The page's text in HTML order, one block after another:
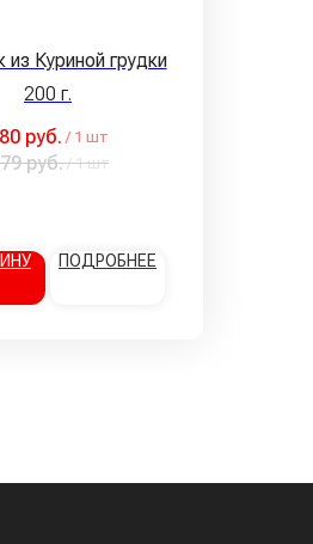
Куриной грудки
200 г.
руб. / 1 шт
руб. / 1 шт
ПОДРОБНЕЕ